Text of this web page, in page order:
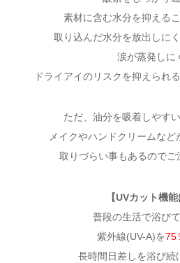
素材に含む水分を抑える
取り込んだ水分を放出しに
涙が蒸発しに
ドライアイのリスクを抑えられ
ただ、油分を吸着しやす
メイクやハンドクリームなど
取りづらい事もあるのでご
【UVカット機
普段の生活で浴び
紫外線(UV-A)を75
長時間日差しを浴び続